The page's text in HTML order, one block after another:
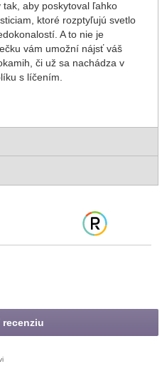
aby poskytoval ľahko
ktoré rozptyľujú svetlo
A to nie je
vám umožní nájsť váš
či už sa nachádza v
s líčením.